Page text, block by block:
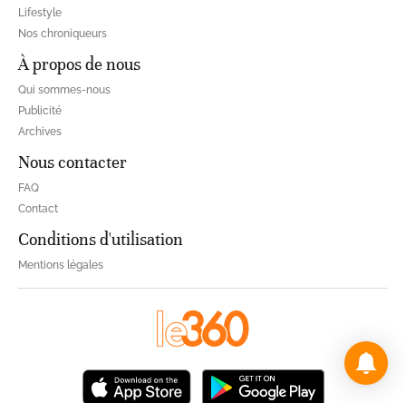
Lifestyle
Nos chroniqueurs
À propos de nous
Qui sommes-nous
Publicité
Archives
Nous contacter
FAQ
Contact
Conditions d'utilisation
Mentions légales